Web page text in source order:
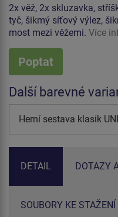
2x věž, 2x skluzavka,
tyč, šikmý síťový výlez,
most mezi věžemi. Více
Poptat
Další barevné
Herní sestava klasik
DETAIL DOTAZY
SOUBORY KE